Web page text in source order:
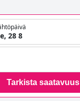
28 8
Tarkista saatavuus